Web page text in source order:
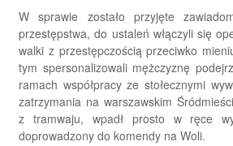
W sprawie zostało przyjęte
przestępstwa, do ustaleń włączyli się
walki z przestępczością przeciwko
tym spersonalizowali mężczyznę
ramach współpracy ze stołecznymi
zatrzymania na warszawskim
z tramwaju, wpadł prosto w ręce
doprowadzony do komendy na Woli.